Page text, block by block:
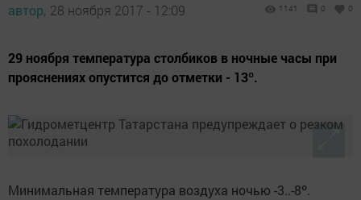
автор, 28 ноября 2017 - 12:09 1141 0 0
29 ноября температура столбиков в ночные часы при
прояснениях опустится до отметки - 13º.
Минимальная температура воздуха ночью -3..-8º.